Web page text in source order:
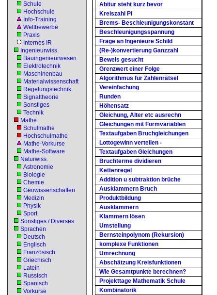
Schule
Hochschule
Info-Training
Wettbewerbe
Praxis
Internes IR
Ingenieurwiss.
Bauingenieurwesen
Elektrotechnik
Maschinenbau
Materialwissenschaft
Regelungstechnik
Signaltheorie
Sonstiges
Technik
Mathe
Schulmathe
Hochschulmathe
Mathe-Vorkurse
Mathe-Software
Naturwiss.
Astronomie
Biologie
Chemie
Geowissenschaften
Medizin
Physik
Sport
Sonstiges / Diverses
Sprachen
Deutsch
Englisch
Französisch
Griechisch
Latein
Russisch
Spanisch
Vorkurse
Abitur steht kurz bevor
Kreiszahl Pi
Brems- Beschleunigungskonstant
Beschleunigungsspannung
Frage an Ingenieure Schild
(Re-)konvertierung Ganzzahl
Beweis gesucht
Grenzwert einer Folge
Algorithmus für Zahlenrätsel
Vereinfachung
Runden
Höhensatz
Gleichung, Alter etc ausrechn
Gleichungen mit Formvariablen
Textaufgaben Bruchgleichungen
Lottogewinn verteilen -
Textaufgaben Gleichungen
Bruchterme dividieren
Kettenregel
Addition u subtraktion brüche
Ausklammern Bruch
Produktbildung
Ausklammern
Klammern lösen
Umstellung
Bernsteinpolynom (Rekursion)
komplexe Funktionen
Umrechnung
Abschätzung Kreisfunktionen
Wie Gesamtpunkte berechnen?
Projekttage Mathematik Schule
Kombinatorik